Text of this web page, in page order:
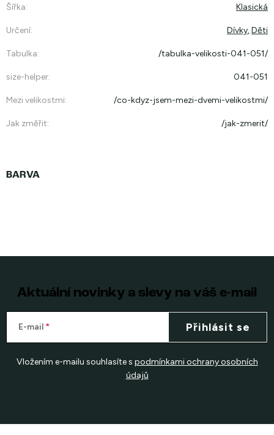
Šířka: Klasická
Určení: Dívky,Děti
Tabulka: /tabulka-velikosti-041-051/
size-helper: 041-051
Mezi velikostmi: /co-kdyz-jsem-mezi-dvemi-velikostmi/
Jak změřit: /jak-zmerit/
Aktuální novinky a slevy na váš e-mail
E-mail
Vložením e-mailu souhlasíte s podmínkami ochrany osobních
údajů
Přihlásit se